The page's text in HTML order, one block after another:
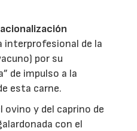
interprofesional de la
por su
de impulso a la
esta carne.
y del caprino de
con el